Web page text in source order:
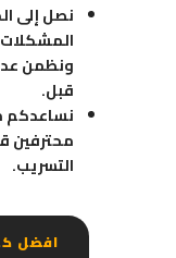
نصل إلى
المشكلات
ونظمن
قبل.
نساعدكم
محترفين
التسريب.
افضل